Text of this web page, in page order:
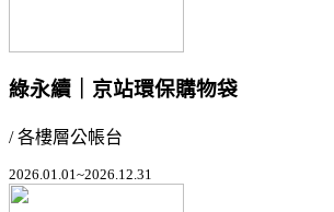
綠永續｜京站環保購物袋
/ 各樓層公帳台
2026.01.01~2026.12.31